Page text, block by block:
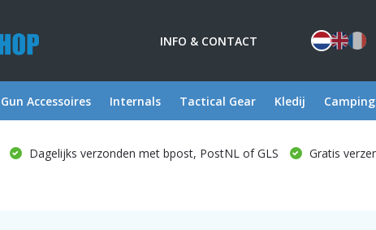
INFO & CONTACT
Gun Accessoires Internals Tactical Gear Kledij
Dagelijks verzonden met bpost, PostNL of GLS Gratis